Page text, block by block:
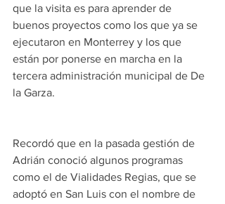
que la visita es para aprender de
buenos proyectos como los que ya se
ejecutaron en Monterrey y los que
están por ponerse en marcha en la
tercera administración municipal de De
la Garza.
Recordó que en la pasada gestión de
Adrián conoció algunos programas
como el de Vialidades Regias, que se
adoptó en San Luis con el nombre de